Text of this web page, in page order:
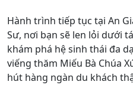
Hành trình tiếp tục tại An
Sư, nơi bạn sẽ len lỏi dưới
khám phá hệ sinh thái đa
viếng thăm Miếu Bà Chúa
hút hàng ngàn du khách